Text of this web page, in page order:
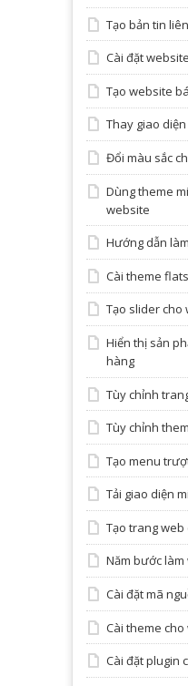
Tạo bản tin
Cài đặt
Tạo website
Thay giao
Đổi màu sắc
Dùng theme
website
Hướng dẫn
Cài theme
Tạo slider
Hiển thị sản
hàng
Tùy chỉnh
Tùy chỉnh
Tạo menu
Tải giao diện
Tạo trang web
Năm bước
Cài đặt mã
Cài theme
Cài đặt plugin